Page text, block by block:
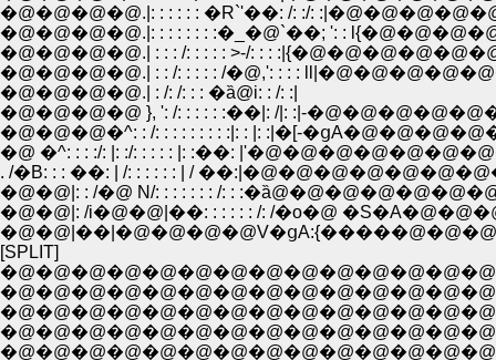
�@�@�@�@.|: : : : : : �R`'��: /: :/:
�@�@�@�@.|: : : : : : : :�_�@`��; ': :
�@�@�@�@.| : : : /: : : : : >-/: : :
�@�@�@�@.| : : /: : : : : /�@,': : : :
�@�@�@�@.| : /: /: : : �ȁ@i: : /: :|
�@�@�@�@ }, ': /: : : : : :��|: /|: :|-
�@�@�@�^: : /: : : : : : : : :|: : |: :|�[-
�@ �^: : : :/: |: :/: : : : : |: :��:
. /�B: : : ��: | /: : : : : : | /
�@�@|: : /�@ N/: : : : : : : /: :
�@�@|: /i�@�@|��: : : : : : /: /�o�@
[SPLIT]